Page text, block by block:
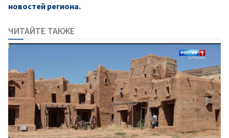
новостей региона.
ЧИТАЙТЕ ТАКЖЕ